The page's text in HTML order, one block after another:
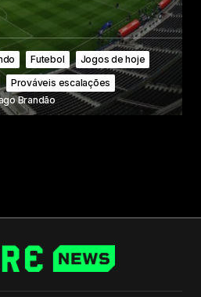
Futebol
Jogos de hoje
Prováveis escalações
Brandão